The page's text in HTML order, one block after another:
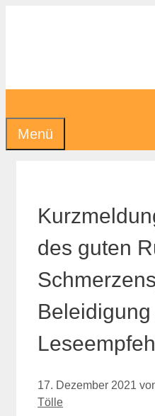
Menü
des guten
Beleidigung
17. Dezember 2021
Tölle